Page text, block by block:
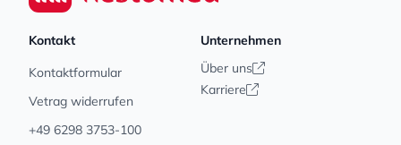
Kontakt
Kontaktformular
Vetrag widerrufen
+49 6298 3753-100
Unternehmen
Über uns
Karriere